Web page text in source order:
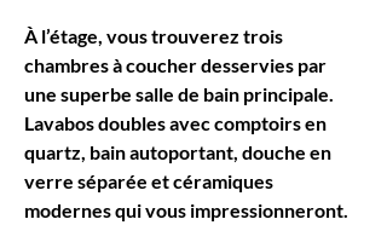
À l’étage, vous trouverez trois
chambres à coucher desservies par
une superbe salle de bain principale.
Lavabos doubles avec comptoirs en
quartz, bain autoportant, douche en
verre séparée et céramiques
modernes qui vous impressionneront.